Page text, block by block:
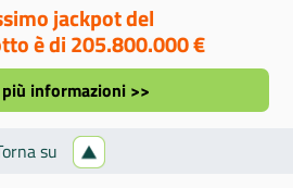
jackpot del
è di 205.800.000 €
informazioni >>
su